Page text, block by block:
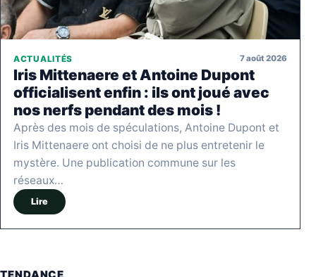
ACTUALITÉS 7 août 2026
Iris Mittenaere et Antoine Dupont
officialisent enfin : ils ont joué avec
nos nerfs pendant des mois !
Après des mois de spéculations, Antoine Dupont et
Iris Mittenaere ont choisi de ne plus entretenir le
mystère. Une publication commune sur les
réseaux…
Lire
TENDANCE